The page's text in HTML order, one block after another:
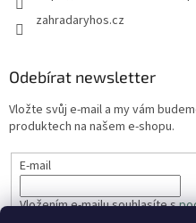
zahradaryhos.cz
Odebírat newsletter
Vložte svůj e-mail a my vám
produktech na našem e-shopu.
E-mail
Vložením e-mailu souhlasíte s